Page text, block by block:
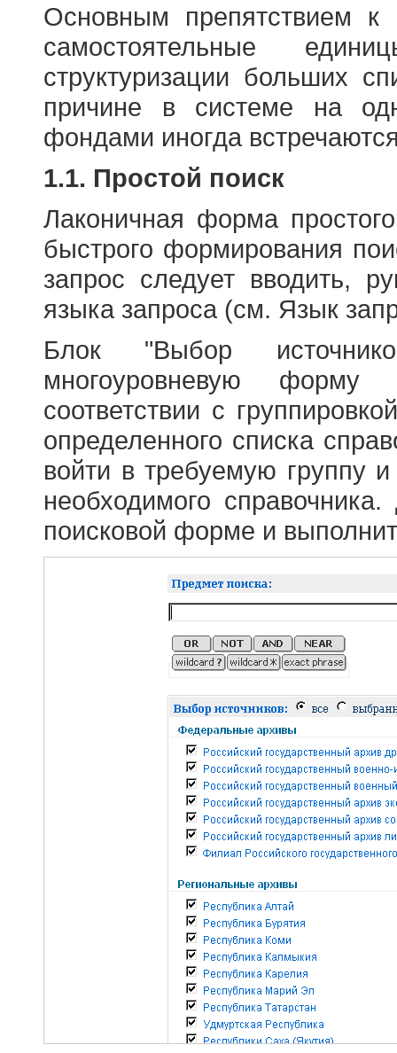
Основным препятствием
самостоятельные
структуризации больших
причине в системе на
фондами иногда
1.1. Простой поиск
Лаконичная форма
быстрого формирования
запрос следует вводить,
языка запроса (см. Язык
Блок "Выбор
многоуровневую форму
соответствии с
определенного списка
войти в требуемую группу и
необходимого
поисковой форме и